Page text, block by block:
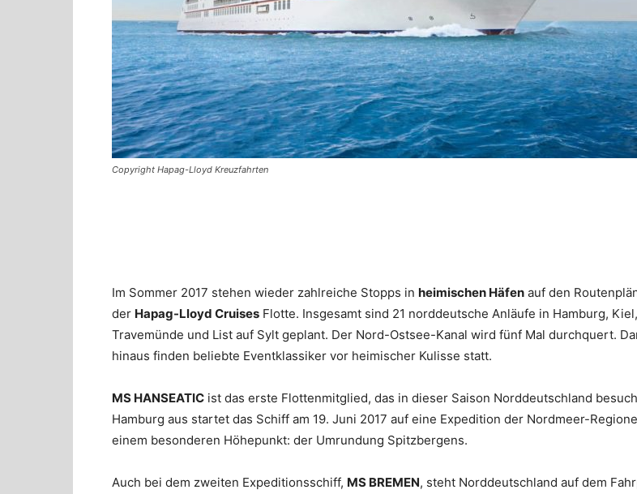
Copyright Hapag-Lloyd Kreuzfahrten
Im Sommer 2017 stehen wieder zahlreiche Stopps in heimischen Häfen auf den
der Hapag-Lloyd Cruises Flotte. Insgesamt sind 21 norddeutsche Anläufe in Hamburg, Kiel,
Travemünde und List auf Sylt geplant. Der Nord-Ostsee-Kanal wird fünf Mal durchquert.
hinaus finden beliebte Eventklassiker vor heimischer Kulisse statt.
MS HANSEATIC ist das erste Flottenmitglied, das in dieser Saison Norddeutschland
Hamburg aus startet das Schiff am 19. Juni 2017 auf eine Expedition der Nordmeer-
einem besonderen Höhepunkt: der Umrundung Spitzbergens.
Auch bei dem zweiten Expeditionsschiff, MS BREMEN, steht Norddeutschland auf dem